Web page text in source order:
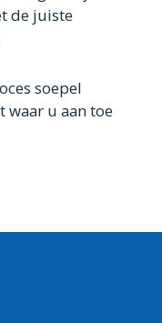
de juiste
soepel
waar u aan toe